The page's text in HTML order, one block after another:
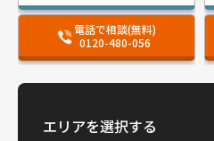
電話で相談(無料)
0120-480-056
エリアを選択する